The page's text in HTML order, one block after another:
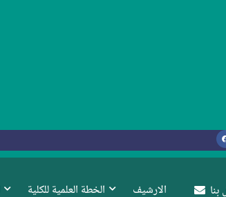
الخطة العلمية للكلية الارشيف بنا